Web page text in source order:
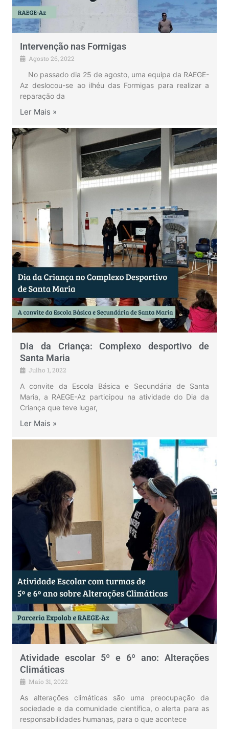
Intervenção nas Formigas
Agosto 26, 2022
No passado dia 25 de agosto, uma equipa da RAEGE-
Az deslocou-se ao ilhéu das Formigas para realizar a
reparação da
Ler Mais »
Dia da Criança: Complexo desportivo de
Santa Maria
Julho 1, 2022
A convite da Escola Básica e Secundária de Santa
Maria, a RAEGE-Az participou na atividade do Dia da
Criança que teve lugar,
Ler Mais »
Atividade escolar 5º e 6º ano: Alterações
Climáticas
Maio 31, 2022
As alterações climáticas são uma preocupação da
sociedade e da comunidade científica, o alerta para as
responsabilidades humanas, para o que acontece